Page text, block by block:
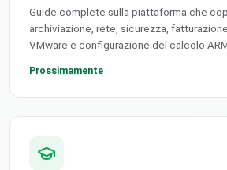
Guide complete sulla piattaforma che
archiviazione, rete, sicurezza,
VMware e configurazione del calcolo
Prossimamente